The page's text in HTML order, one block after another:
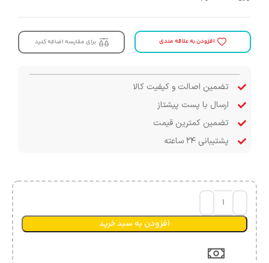
افزودن به علاقه مندی برای مقایسه اضافه کنید
تضمین اصالت و کیفیت کالا
ارسال با پست پیشتاز
تضمین کمترین قیمت
پشتیبانی ۲۴ ساعته
افزودن به سبد خرید